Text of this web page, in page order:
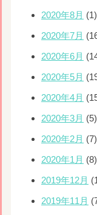
2020年8月 (1)
2020年7月
2020年6月
2020年5月
2020年4月
2020年3月 (5)
2020年2月 (7)
2020年1月 (8)
2019年12月
2019年11月